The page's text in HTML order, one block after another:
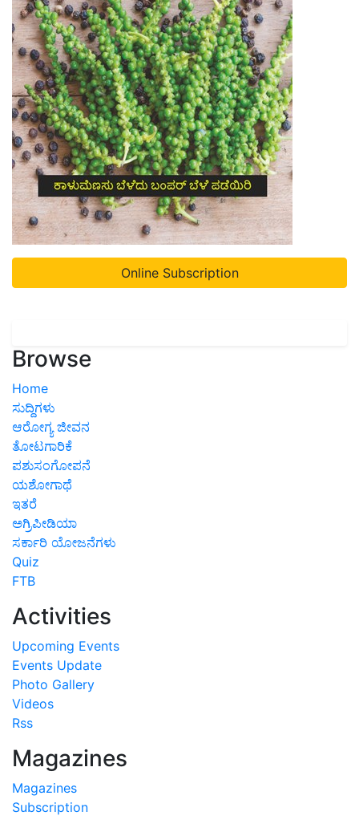
Online Subscription
Browse
Home
ಸುದ್ದಿಗಳು
ಆರೋಗ್ಯ ಜೀವನ
ತೋಟಗಾರಿಕೆ
ಪಶುಸಂಗೋಪನೆ
ಯಶೋಗಾಥೆ
ಇತರೆ
ಅಗ್ರಿಪೀಡಿಯಾ
ಸರ್ಕಾರಿ ಯೋಜನೆಗಳು
Quiz
FTB
Activities
Upcoming Events
Events Update
Photo Gallery
Videos
Rss
Magazines
Magazines
Subscription